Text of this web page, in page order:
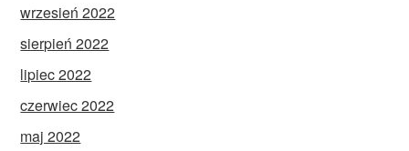
wrzesień 2022
sierpień 2022
lipiec 2022
czerwiec 2022
maj 2022